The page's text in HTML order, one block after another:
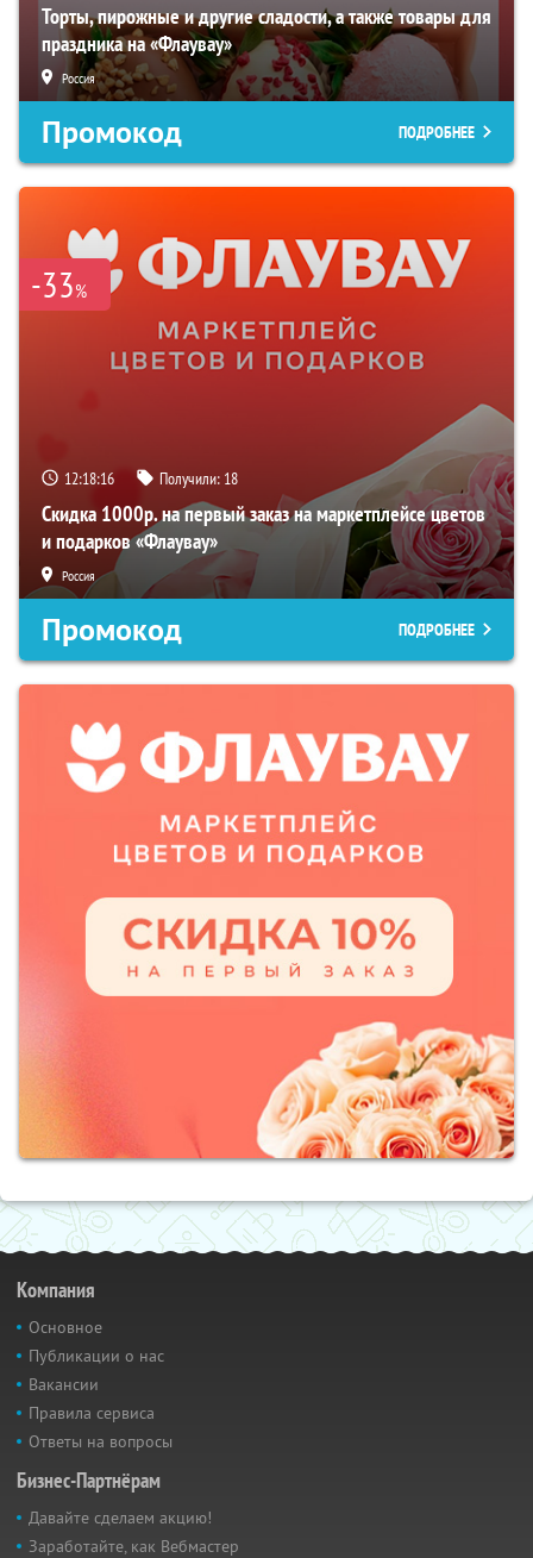
Торты, пирожные и другие сладости, а также товары для
праздника на «Флаувау»
Россия
Промокод ПОДРОБНЕЕ
-33%
12:18:15 Получили: 18
Скидка 1000р. на первый заказ на маркетплейсе цветов
и подарков «Флаувау»
Россия
Промокод ПОДРОБНЕЕ
Компания
Основное
Публикации о нас
Вакансии
Правила сервиса
Ответы на вопросы
Бизнес-Партнёрам
Давайте сделаем акцию!
Заработайте, как Вебмастер